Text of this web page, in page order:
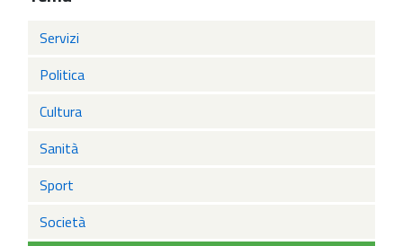
Servizi
Politica
Cultura
Sanità
Sport
Società